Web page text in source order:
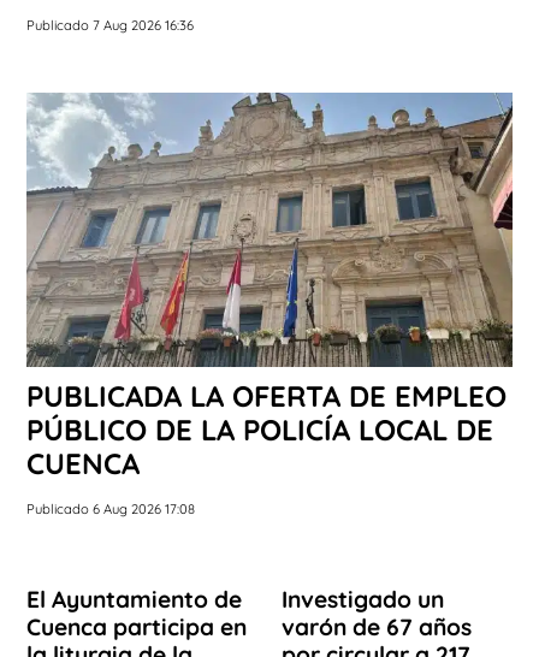
Publicado 7 Aug 2026 16:36
PUBLICADA LA OFERTA DE EMPLEO
PÚBLICO DE LA POLICÍA LOCAL DE
CUENCA
Publicado 6 Aug 2026 17:08
El Ayuntamiento de
Cuenca participa en
Investigado un
varón de 67 años